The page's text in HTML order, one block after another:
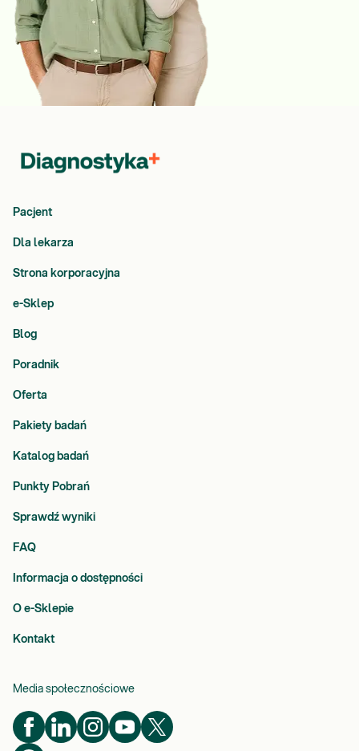
Pacjent
Dla lekarza
Strona korporacyjna
e-Sklep
Blog
Poradnik
Oferta
Pakiety badań
Katalog badań
Punkty Pobrań
Sprawdź wyniki
FAQ
Informacja o dostępności
O e-Sklepie
Kontakt
Media społecznościowe